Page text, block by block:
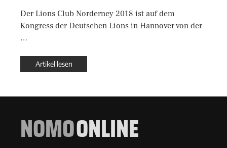
Der Lions Club Norderney 2018 ist auf dem
Kongress der Deutschen Lions in Hannover von der
…
Artikel lesen
NOMOONLINE